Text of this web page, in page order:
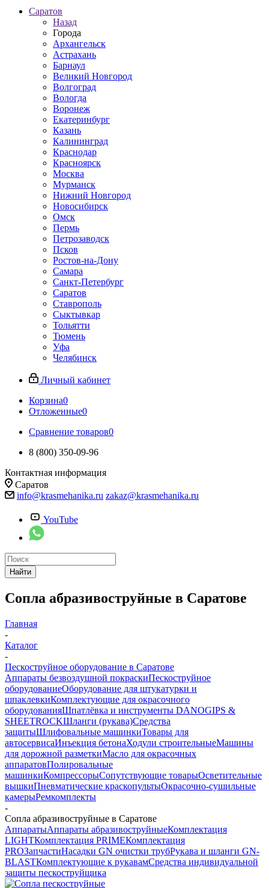
Саратов
Назад
Города
Архангельск
Астрахань
Барнаул
Великий Новгород
Волгоград
Вологда
Воронеж
Екатеринбург
Казань
Калининград
Краснодар
Красноярск
Москва
Мурманск
Нижний Новгород
Новосибирск
Омск
Пермь
Петрозаводск
Псков
Ростов-на-Дону
Самара
Санкт-Петербург
Саратов
Ставрополь
Сыктывкар
Тольятти
Тюмень
Уфа
Челябинск
Личный кабинет
Корзина0
Отложенные0
Сравнение товаров0
8 (800) 350-09-96
Контактная информация
Саратов
info@krasmehanika.ru zakaz@krasmehanika.ru
YouTube
Найти
Сопла абразивоструйные в Саратове
Главная
-
Каталог
-
Пескоструйное оборудование в Саратове
Аппараты безвоздушной покраскиПескоструйное
оборудованиеОборудование для штукатурки и
шпаклевкиКомплектующие для окрасочного
оборудованияШпатлёвка и инструменты DANOGIPS &
SHEETROCKШланги (рукава)Средства
защитыШлифовальные машинкиТовары для
автосервисаИнъекция бетонаХодули строительныеМашины
для дорожной разметкиМасло для окрасочных
аппаратовПолировальные
машинкиКомпрессорыСопутствующие товарыОсветительные
вышкиПневматические краскопультыОкрасочно-сушильные
камерыРемкомплекты
-
Сопла абразивоструйные в Саратове
АппаратыАппараты абразивоструйныеКомплектация
LIGHTКомплектация PRIMEКомплектация
PROЗапчастиНасадки GN очистки трубРукава и шланги GN-
BLASTКомплектующие к рукавамСредства индивидуальной
защиты пескоструйщика